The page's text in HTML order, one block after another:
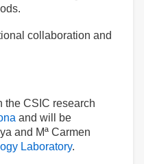
collaboration and
the CSIC research
and will be
and Mª Carmen
Laboratory.